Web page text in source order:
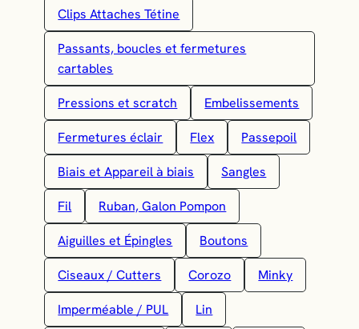
Clips Attaches Tétine
Passants, boucles et fermetures
cartables
Pressions et scratch Embelissements
Fermetures éclair Flex Passepoil
Biais et Appareil à biais Sangles
Fil Ruban, Galon Pompon
Aiguilles et Épingles Boutons
Ciseaux / Cutters Corozo Minky
Imperméable / PUL Lin